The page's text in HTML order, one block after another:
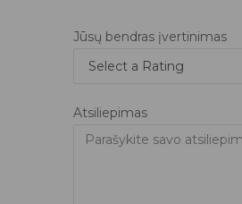
Jūsų bendras įvertinimas
Atsiliepimas